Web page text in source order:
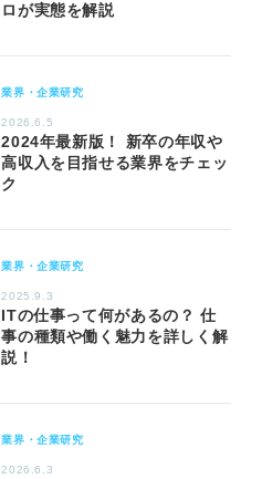
ロが実態を解説
業界・企業研究
2026.6.5
2024年最新版！ 新卒の年収や
高収入を目指せる業界をチェッ
ク
業界・企業研究
2025.9.3
ITの仕事って何があるの？ 仕
事の種類や働く魅力を詳しく解
説！
業界・企業研究
2026.6.3